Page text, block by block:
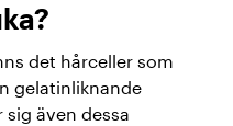
det hårceller som
gelatinliknande
sig även dessa